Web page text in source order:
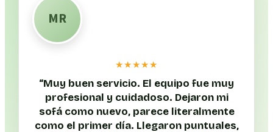
MR
★★★★★
“Muy buen servicio. El equipo fue muy
profesional y cuidadoso. Dejaron mi
sofá como nuevo, parece literalmente
como el primer día. Llegaron puntuales,